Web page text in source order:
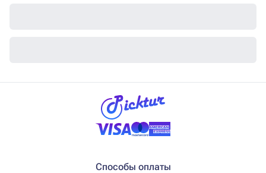
Способы оплаты